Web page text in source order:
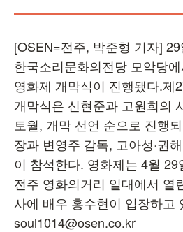
[OSEN=전주, 박준형 기자]
한국소리문화의전당 모악당
영화제 개막식이 진행됐다.제
개막식은 신현준과 고원희의
토월, 개막 선언 순으로 진행
장과 변영주 감독, 고아성·권
이 참석한다. 영화제는 4월
전주 영화의거리 일대에서 열
사에 배우 홍수현이 입장하고
soul1014@osen.co.kr